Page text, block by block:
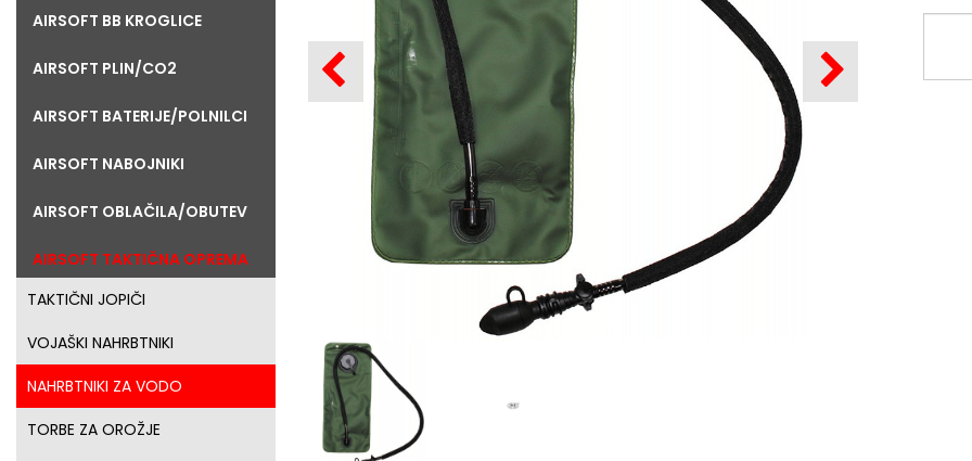
AIRSOFT BB KROGLICE
AIRSOFT PLIN/CO2
AIRSOFT BATERIJE/POLNILCI
AIRSOFT NABOJNIKI
AIRSOFT OBLAČILA/OBUTEV
AIRSOFT TAKTIČNA OPREMA
TAKTIČNI JOPIČI
VOJAŠKI NAHRBTNIKI
NAHRBTNIKI ZA VODO
TORBE ZA OROŽJE